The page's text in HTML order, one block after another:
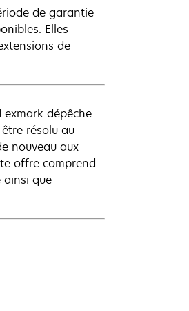
de garantie
Elles
de
dépêche
résolu au
nouveau aux
offre comprend
ainsi que